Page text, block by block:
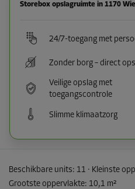
Storebox opslagruimte in 1170
24/7-toegang met
Zonder borg – direct
Veilige opslag met
toegangscontrole
Slimme klimaatzorg
Beschikbare units: 11 · Kleinste
Grootste oppervlakte: 10,1 m²